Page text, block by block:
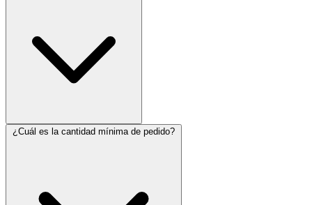
¿Cuál es la cantidad mínima de pedido?